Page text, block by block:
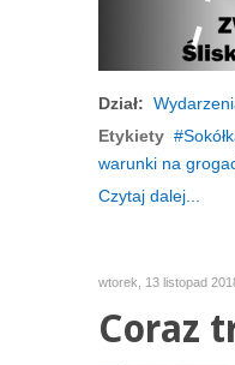
Dział:
Etykiety
warunki na
Czytaj dalej...
wtorek, 13 listopad
Coraz